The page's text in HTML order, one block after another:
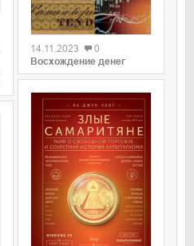
0
14.11.2023
0
Восхождение денег